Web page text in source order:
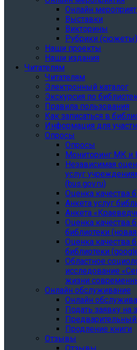
Онлайн
Выставки
Викторины
Рубрики (сюжеты)
Наши проекты
Наши издания
Читателям
Читателям
Электронный каталог
Экскурсия по
Правила пользования
Как записаться в
Информация для
Опросы
Опросы
Мониторинг МК и
Независимая
услуг
(bus.gov.ru)
Оценка качества
Анкета услуг
Анкета
Oценка качества
библиотеки
Oценка качества
библиотеки
Областное
исследование
жизни
Онлайн обслуживание
Онлайн
Подать заявку на
Предварительный
Продление книги
Отзывы